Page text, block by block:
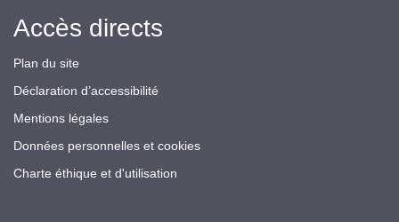
Accès directs
Plan du site
Déclaration d’accessibilité
Mentions légales
Données personnelles et cookies
Charte éthique et d'utilisation